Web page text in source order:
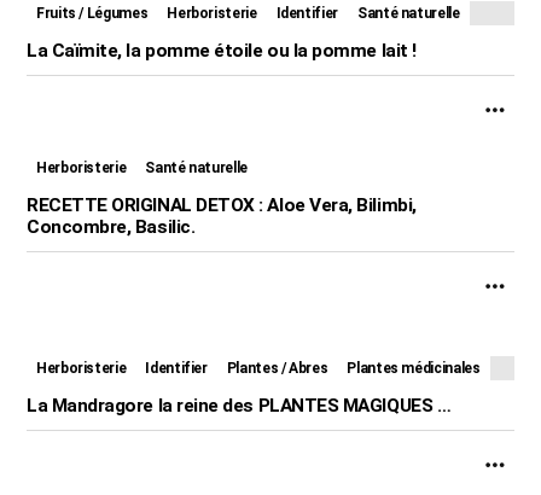
Fruits / Légumes Herboristerie Identifier Santé naturelle
La Caïmite, la pomme étoile ou la pomme lait !
Herboristerie Santé naturelle
RECETTE ORIGINAL DETOX : Aloe Vera, Bilimbi,
Concombre, Basilic.
Herboristerie Identifier Plantes / Abres Plantes médicinales
La Mandragore la reine des PLANTES MAGIQUES …